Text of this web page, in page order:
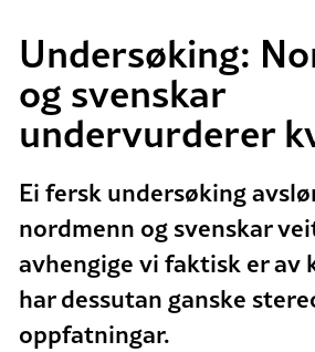
Undersøking:
og svenskar
undervurderer
Ei fersk undersøking
nordmenn og svenskar
avhengige vi faktisk er av
har dessutan ganske
oppfatningar.